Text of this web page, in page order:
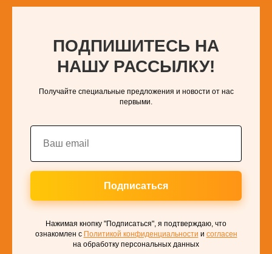
ПОДПИШИТЕСЬ НА
НАШУ РАССЫЛКУ!
Получайте специальные предложения и новости от нас
первыми.
Подписаться
Нажимая кнопку "Подписаться", я подтверждаю, что
ознакомлен с Политикой конфиденциальности и согласен
на обработку персональных данных